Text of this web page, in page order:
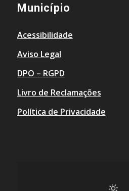
Município
Acessibilidade
Aviso Legal
DPO – RGPD
Livro de Reclamações
Política de Privacidade